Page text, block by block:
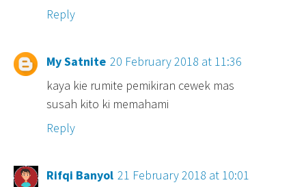
Reply
My Satnite 20 February 2018 at 11:36
kaya kie rumite pemikiran cewek mas
susah kito ki memahami
Reply
Rifqi Banyol 21 February 2018 at 10:01